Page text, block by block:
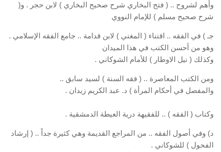
وأهم لشروح .. ( فتح البخاري شرح صحيح البخاري ) لابن حجر . و(
شرح صحيح مسلم ) للإمام النووي
جـ ) في الفقه .. اقتناء ( المغني ) لابن قدامة .. جامع الفقه الإسلامي .
وهو من أحسن الكتب في هذا الميدان
وكذلك ( نيل الاوطار ) للأمام الشوكاني .
ومن الكتب المعاصرة .. ( فقه السنة ) لسيد سابق ..
والمفصل في أحكام المرأة ) د. عبد الكريم زيدان .
وكتاب ( الفقه ) .. للفقيهة درية العيطة الدمشقية .
د) وفي أصول الفقه .. من المراجع القديمة وهي كثيرة جداً .. ( إرشاد
الفحول ) للشوكاني .